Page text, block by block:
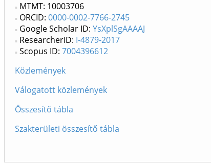
MTMT: 10003706
ORCID: 0000-0002-7766-2745
Google Scholar ID: YsXplSgAAAAJ
ResearcherID: I-4879-2017
Scopus ID: 7004396612
Közlemények
Válogatott közlemények
Összesítő tábla
Szakterületi összesítő tábla